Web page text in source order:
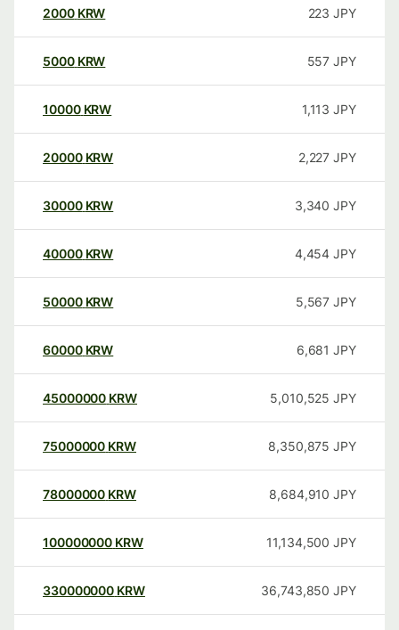
2000 KRW 223 JPY
5000 KRW 557 JPY
10000 KRW 1,113 JPY
20000 KRW 2,227 JPY
30000 KRW 3,340 JPY
40000 KRW 4,454 JPY
50000 KRW 5,567 JPY
60000 KRW 6,681 JPY
45000000 KRW 5,010,525 JPY
75000000 KRW 8,350,875 JPY
78000000 KRW 8,684,910 JPY
100000000 KRW 11,134,500 JPY
330000000 KRW 36,743,850 JPY